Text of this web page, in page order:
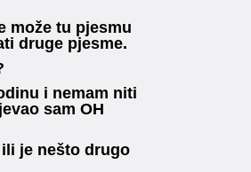
može tu pjesmu
druge pjesme.
i nemam niti
sam OH
je nešto drugo